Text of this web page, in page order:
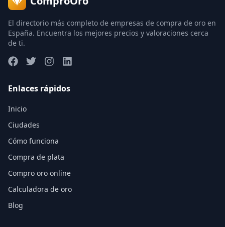
El directorio más completo de empresas de compra de oro en
España. Encuentra los mejores precios y valoraciones cerca
de ti.
Enlaces rápidos
Inicio
Ciudades
Cómo funciona
Compra de plata
Compro oro online
Calculadora de oro
Blog